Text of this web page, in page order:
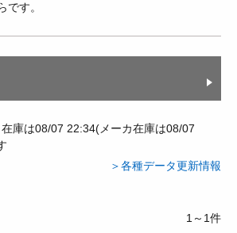
です。
庫は08/07 22:34(メーカ在庫は08/07
＞各種データ更新情報
1～1件